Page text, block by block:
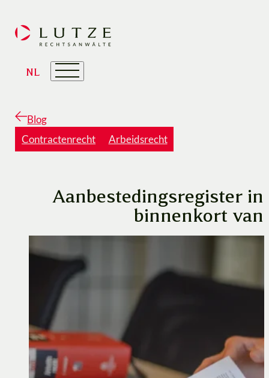
NL
Blog
Contractenrecht
Arbeidsrecht
Aanbestedingsregister
binnenkort van